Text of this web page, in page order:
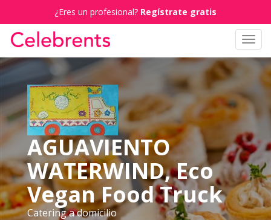
¿Eres un profesional? Regístrate gratis
AGUAVIENTO
WATERWIND, Eco
Vegan Food Truck
Catering a domicilio